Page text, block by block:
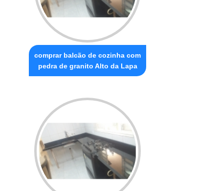
comprar balcão de cozinha com
pedra de granito Alto da Lapa